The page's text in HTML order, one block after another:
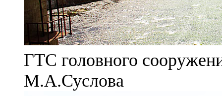
ГТС головного
М.А.Суслова